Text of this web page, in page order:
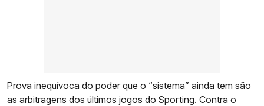
Prova inequívoca do poder que o “sistema” ainda tem são
as arbitragens dos últimos jogos do Sporting. Contra o